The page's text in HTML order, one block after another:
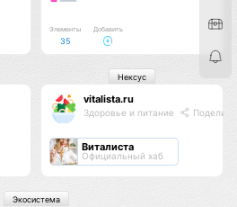
Элементы
35
Добавить
vitalista.ru
Здоровье и питание
Виталиста
Официальный хаб
Нексус
Экосистема